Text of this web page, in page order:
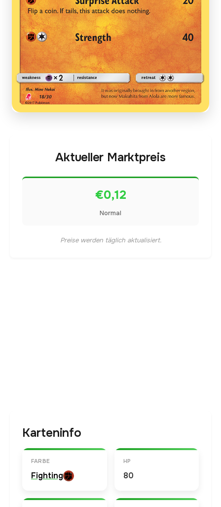
Aktueller Marktpreis
€0,12
Normal
Preise werden täglich aktualisiert.
Karteninfo
FARBE
Fighting
HP
80